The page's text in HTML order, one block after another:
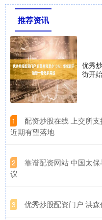
推荐资讯
优秀
街开
1
配资炒股在线 上交所
近期有望落地
2
靠谱配资网站 中国太
议
3 优秀炒股配资门户 洪